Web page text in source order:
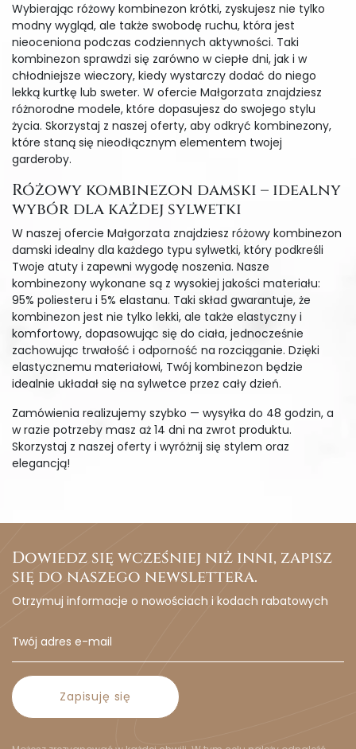
Wybierając różowy kombinezon krótki, zyskujesz nie tylko
modny wygląd, ale także swobodę ruchu, która jest
nieoceniona podczas codziennych aktywności. Taki
kombinezon sprawdzi się zarówno w ciepłe dni, jak i w
chłodniejsze wieczory, kiedy wystarczy dodać do niego
lekką kurtkę lub sweter. W ofercie Małgorzata znajdziesz
różnorodne modele, które dopasujesz do swojego stylu
życia. Skorzystaj z naszej oferty, aby odkryć kombinezony,
które staną się nieodłącznym elementem twojej
garderoby.
Różowy kombinezon damski – idealny
wybór dla każdej sylwetki
W naszej ofercie Małgorzata znajdziesz różowy kombinezon
damski idealny dla każdego typu sylwetki, który podkreśli
Twoje atuty i zapewni wygodę noszenia. Nasze
kombinezony wykonane są z wysokiej jakości materiału:
95% poliesteru i 5% elastanu. Taki skład gwarantuje, że
kombinezon jest nie tylko lekki, ale także elastyczny i
komfortowy, dopasowując się do ciała, jednocześnie
zachowując trwałość i odporność na rozciąganie. Dzięki
elastycznemu materiałowi, Twój kombinezon będzie
idealnie układał się na sylwetce przez cały dzień.
Zamówienia realizujemy szybko — wysyłka do 48 godzin, a
w razie potrzeby masz aż 14 dni na zwrot produktu.
Skorzystaj z naszej oferty i wyróżnij się stylem oraz
elegancją!
Dowiedz się wcześniej niż inni, zapisz
się do naszego newslettera.
Otrzymuj informacje o nowościach i kodach rabatowych
Zapisuję się